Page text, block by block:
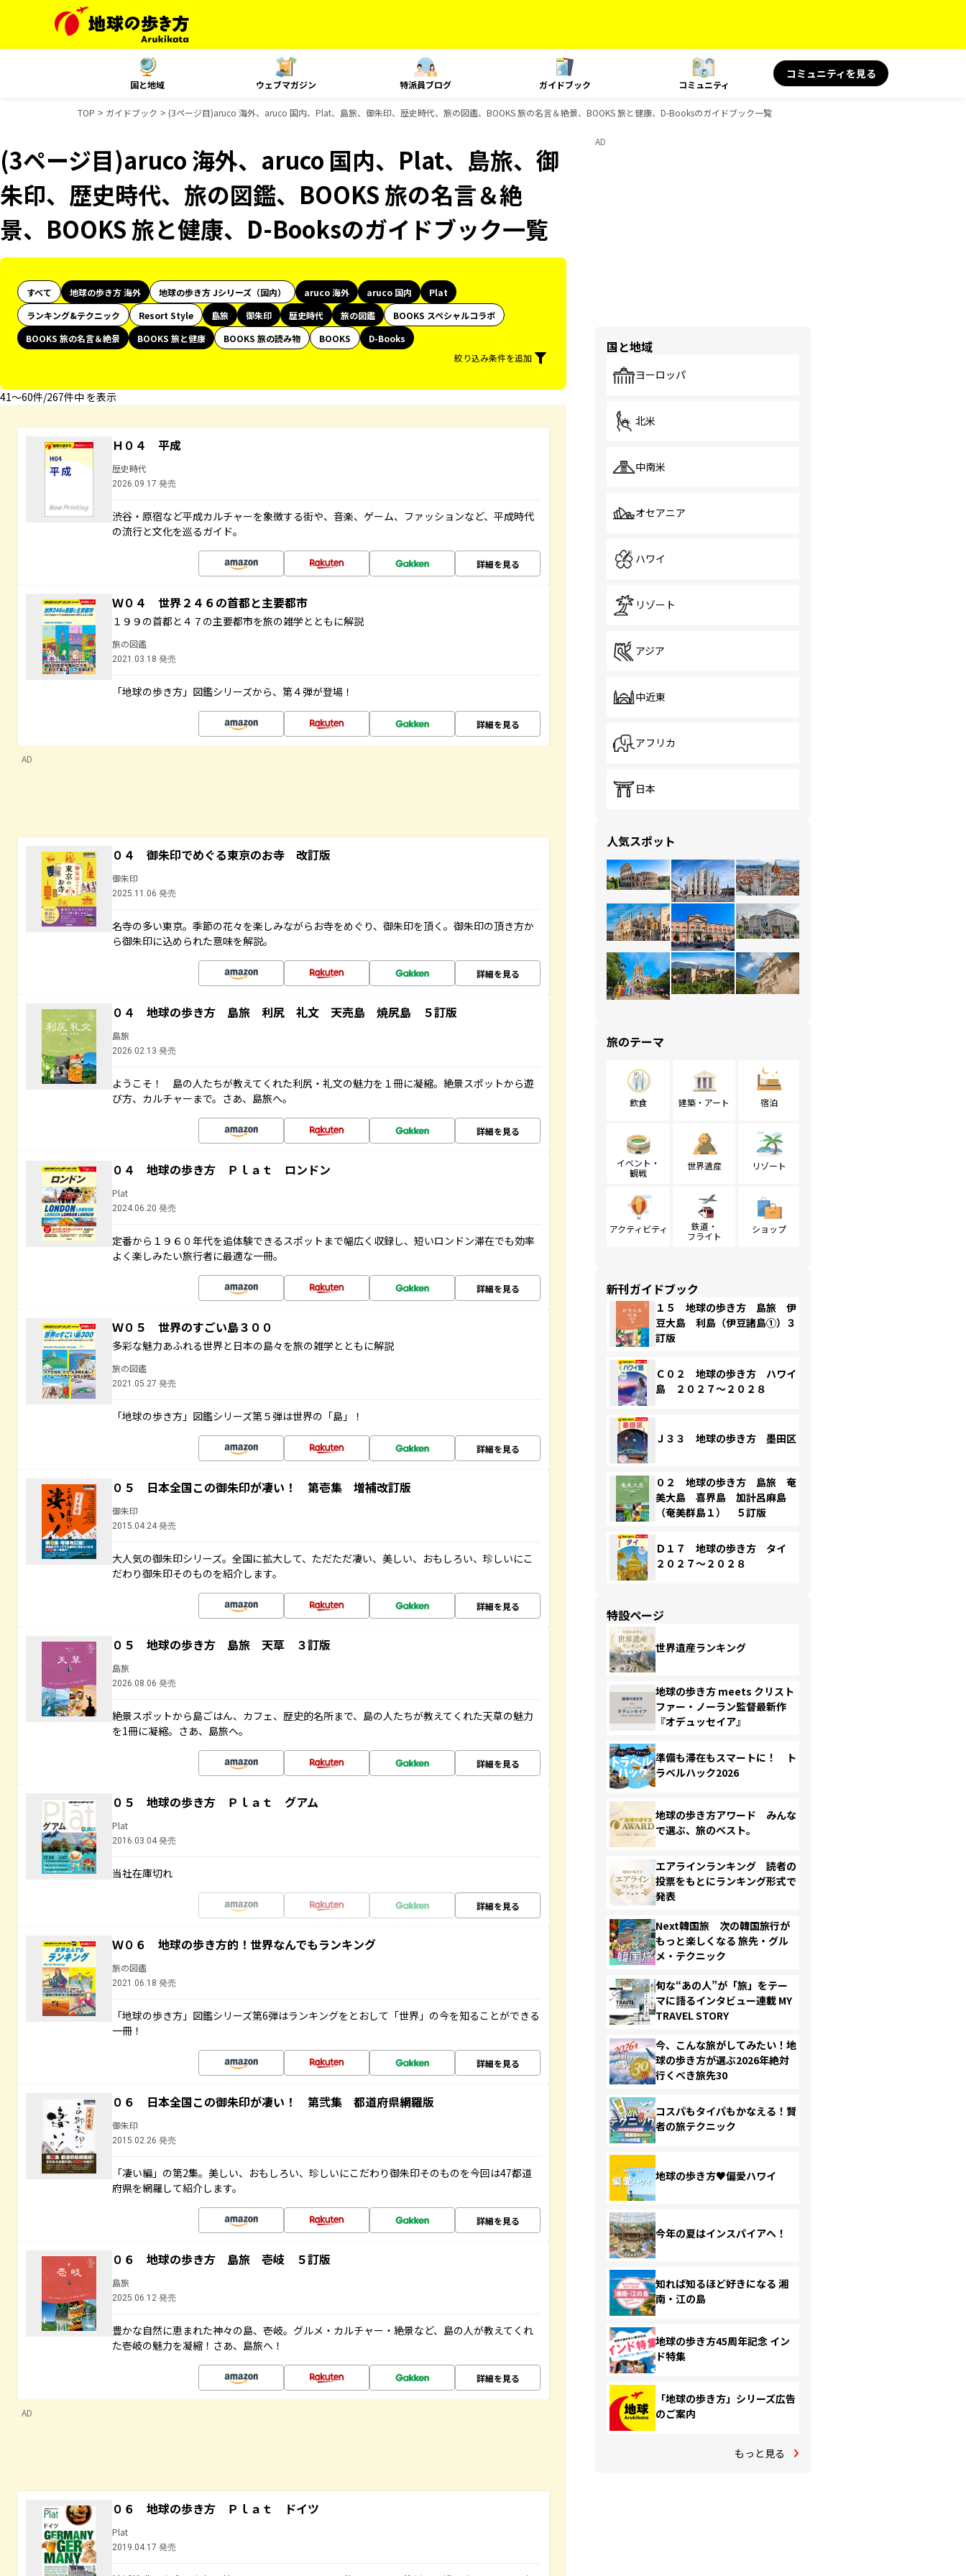
国と地域 ウェブマガジン 特派員ブログ ガイドブック コミュニティ
コミュニティを見る
TOP ガイドブック (3ページ目)aruco 海外、aruco 国内、Plat、島旅、御朱印、歴史時代、旅の図鑑、BOOKS 旅の名言＆絶景、BOOKS 旅と健康、D-Booksのガイドブック一覧
(3ページ目)aruco 海外、aruco 国内、Plat、島旅、御
朱印、歴史時代、旅の図鑑、BOOKS 旅の名言＆絶
景、BOOKS 旅と健康、D-Booksのガイドブック一覧
すべて 地球の歩き方 海外 地球の歩き方 Jシリーズ（国内） aruco 海外 aruco 国内
Plat
ランキング&テクニック
Resort Style 島旅 御朱印 歴史時代 旅の図鑑
BOOKS スペシャルコラボ
BOOKS 旅の名言＆絶景
BOOKS 旅と健康 BOOKS 旅の読み物 BOOKS
D-Books
絞り込み条件を追加
41〜60件/267件中 を表示
Ｈ０４ 平成
歴史時代
2026.09.17 発売
渋谷・原宿など平成カルチャーを象徴する街や、音楽、ゲーム、ファッションなど、平成時代
の流行と文化を巡るガイド。
詳細を見る
Ｗ０４ 世界２４６の首都と主要都市
１９９の首都と４７の主要都市を旅の雑学とともに解説
旅の図鑑
2021.03.18 発売
「地球の歩き方」図鑑シリーズから、第４弾が登場！
詳細を見る
AD
０４ 御朱印でめぐる東京のお寺 改訂版
御朱印
2025.11.06 発売
名寺の多い東京。季節の花々を楽しみながらお寺をめぐり、御朱印を頂く。御朱印の頂き方か
ら御朱印に込められた意味を解説。
詳細を見る
０４ 地球の歩き方 島旅 利尻 礼文 天売島 焼尻島 ５訂版
島旅
2026.02.13 発売
ようこそ！ 島の人たちが教えてくれた利尻・礼文の魅力を１冊に凝縮。絶景スポットから遊
び方、カルチャーまで。さあ、島旅へ。
詳細を見る
０４ 地球の歩き方 Ｐｌａｔ ロンドン
Plat
2024.06.20 発売
定番から１９６０年代を追体験できるスポットまで幅広く収録し、短いロンドン滞在でも効率
よく楽しみたい旅行者に最適な一冊。
詳細を見る
Ｗ０５ 世界のすごい島３００
多彩な魅力あふれる世界と日本の島々を旅の雑学とともに解説
旅の図鑑
2021.05.27 発売
「地球の歩き方」図鑑シリーズ第５弾は世界の「島」！
詳細を見る
０５ 日本全国この御朱印が凄い！ 第壱集 増補改訂版
御朱印
2015.04.24 発売
大人気の御朱印シリーズ。全国に拡大して、ただただ凄い、美しい、おもしろい、珍しいにこ
だわり御朱印そのものを紹介します。
詳細を見る
０５ 地球の歩き方 島旅 天草 ３訂版
島旅
2026.08.06 発売
絶景スポットから島ごはん、カフェ、歴史的名所まで、島の人たちが教えてくれた天草の魅力
を1冊に凝縮。さあ、島旅へ。
詳細を見る
０５ 地球の歩き方 Ｐｌａｔ グアム
Plat
2016.03.04 発売
当社在庫切れ
詳細を見る
Ｗ０６ 地球の歩き方的！世界なんでもランキング
旅の図鑑
2021.06.18 発売
「地球の歩き方」図鑑シリーズ第6弾はランキングをとおして「世界」の今を知ることができる
一冊！
詳細を見る
０６ 日本全国この御朱印が凄い！ 第弐集 都道府県網羅版
御朱印
2015.02.26 発売
「凄い編」の第2集。美しい、おもしろい、珍しいにこだわり御朱印そのものを今回は47都道
府県を網羅して紹介します。
詳細を見る
０６ 地球の歩き方 島旅 壱岐 ５訂版
島旅
2025.06.12 発売
豊かな自然に恵まれた神々の島、壱岐。グルメ・カルチャー・絶景など、島の人が教えてくれ
た壱岐の魅力を凝縮！さあ、島旅へ！
詳細を見る
AD
０６ 地球の歩き方 Ｐｌａｔ ドイツ
Plat
2019.04.17 発売
AD
国と地域
ヨーロッパ
北米
中南米
オセアニア
ハワイ
リゾート
アジア
中近東
アフリカ
日本
人気スポット
旅のテーマ
飲食 建築・アート 宿泊
イベント・
観戦
世界遺産 リゾート
アクティビティ
鉄道・
フライト
ショップ
新刊ガイドブック
１５ 地球の歩き方 島旅 伊
豆大島 利島（伊豆諸島①）３
訂版
Ｃ０２ 地球の歩き方 ハワイ
島 ２０２７～２０２８
Ｊ３３ 地球の歩き方 墨田区
０２ 地球の歩き方 島旅 奄
美大島 喜界島 加計呂麻島
（奄美群島１） ５訂版
Ｄ１７ 地球の歩き方 タイ
２０２７～２０２８
特設ページ
世界遺産ランキング
地球の歩き方 meets クリスト
ファー・ノーラン監督最新作
『オデュッセイア』
準備も滞在もスマートに！ ト
ラベルハック2026
地球の歩き方アワード みんな
で選ぶ、旅のベスト。
エアラインランキング 読者の
投票をもとにランキング形式で
発表
Next韓国旅 次の韓国旅行が
もっと楽しくなる 旅先・グル
メ・テクニック
旬な“あの人”が「旅」をテー
マに語るインタビュー連載 MY
TRAVEL STORY
今、こんな旅がしてみたい！地
球の歩き方が選ぶ2026年絶対
行くべき旅先30
コスパもタイパもかなえる！賢
者の旅テクニック
地球の歩き方♥偏愛ハワイ
今年の夏はインスパイアへ！
知れば知るほど好きになる 湘
南・江の島
地球の歩き方45周年記念 イン
ド特集
「地球の歩き方」シリーズ広告
のご案内
もっと見る